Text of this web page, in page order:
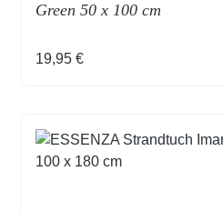
Green 50 x 100 cm
Regulärer Preis:
19,95 €